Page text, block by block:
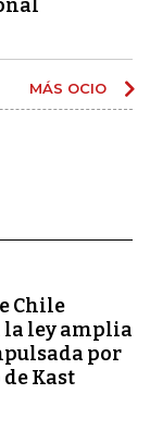
MÁS OCIO
Chile
la ley amplia
por
Kast